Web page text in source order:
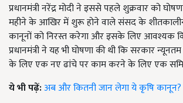
प्रधानमंत्री नरेंद्र मोदी ने इससे पहले शुक्रवार को
महीने के आखिर में शुरू होने वाले संसद के
कानूनों को निरस्त करेगा और इसके लिए आवश्यक
प्रधानमंत्री ने यह भी घोषणा की थी कि सरकार
के लिए एक नए ढांचे पर काम करने के लिए एक
ये भी पढ़ें:अब और कितनी जान लेगा ये कृषि कानून?